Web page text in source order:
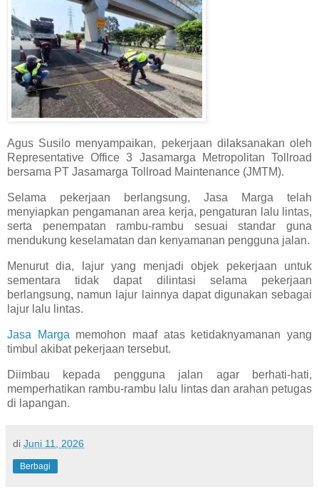
Agus Susilo menyampaikan, pekerjaan dilaksanakan oleh
Representative Office 3 Jasamarga Metropolitan Tollroad
bersama PT Jasamarga Tollroad Maintenance (JMTM).
Selama pekerjaan berlangsung, Jasa Marga telah
menyiapkan pengamanan area kerja, pengaturan lalu lintas,
serta penempatan rambu-rambu sesuai standar guna
mendukung keselamatan dan kenyamanan pengguna jalan.
Menurut dia, lajur yang menjadi objek pekerjaan untuk
sementara tidak dapat dilintasi selama pekerjaan
berlangsung, namun lajur lainnya dapat digunakan sebagai
lajur lalu lintas.
Jasa Marga memohon maaf atas ketidaknyamanan yang
timbul akibat pekerjaan tersebut.
Diimbau kepada pengguna jalan agar berhati-hati,
memperhatikan rambu-rambu lalu lintas dan arahan petugas
di lapangan.
di Juni 11, 2026
Berbagi